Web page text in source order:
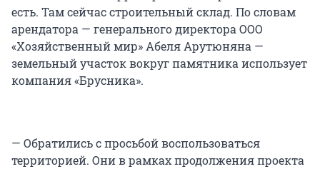
есть. Там сейчас строительный склад. По словам
арендатора — генерального директора ООО
«Хозяйственный мир» Абеля Арутюняна —
земельный участок вокруг памятника использует
компания «Брусника».
— Обратились с просьбой воспользоваться
территорией. Они в рамках продолжения проекта